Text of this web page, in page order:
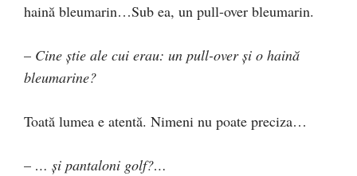
haină bleumarin…Sub ea, un pull-over bleumarin.
– Cine ştie ale cui erau: un pull-over şi o haină
bleumarine?
Toată lumea e atentă. Nimeni nu poate preciza…
– … şi pantaloni golf?…